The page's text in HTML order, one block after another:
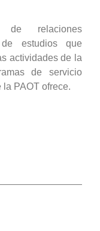
relaciones
de estudios que
actividades de la
de servicio
PAOT ofrece.